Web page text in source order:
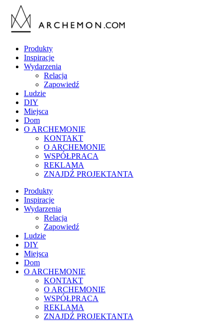
Produkty
Inspiracje
Wydarzenia
Relacja
Zapowiedź
Ludzie
DIY
Miejsca
Dom
O ARCHEMONIE
KONTAKT
O ARCHEMONIE
WSPÓŁPRACA
REKLAMA
ZNAJDŹ PROJEKTANTA
Produkty
Inspiracje
Wydarzenia
Relacja
Zapowiedź
Ludzie
DIY
Miejsca
Dom
O ARCHEMONIE
KONTAKT
O ARCHEMONIE
WSPÓŁPRACA
REKLAMA
ZNAJDŹ PROJEKTANTA